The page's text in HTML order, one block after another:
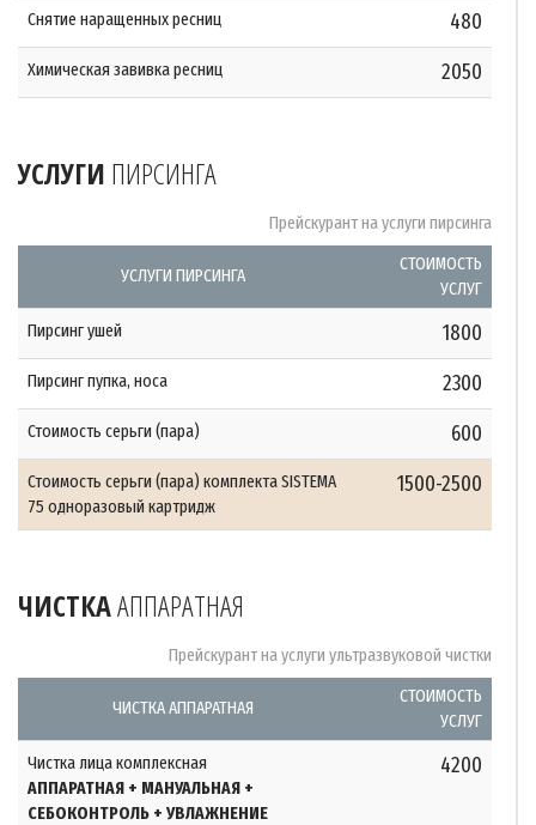
Снятие наращенных ресниц 480
Химическая завивка ресниц 2050
УСЛУГИ ПИРСИНГА
Прейскурант на услуги пирсинга
УСЛУГИ ПИРСИНГА
СТОИМОСТЬ
УСЛУГ
Пирсинг ушей
1800
Пирсинг пупка, носа 2300
Стоимость серьги (пара) 600
Стоимость серьги (пара) комплекта SISTEMA
75 одноразовый картридж
1500-2500
ЧИСТКААППАРАТНАЯ
Прейскурант на услуги ультразвуковой чистки
ЧИСТКА АППАРАТНАЯ
СТОИМОСТЬ
УСЛУГ
Чистка лица комплексная
АППАРАТНАЯ + МАНУАЛЬНАЯ +
СЕБОКОНТРОЛЬ + УВЛАЖНЕНИЕ
4200